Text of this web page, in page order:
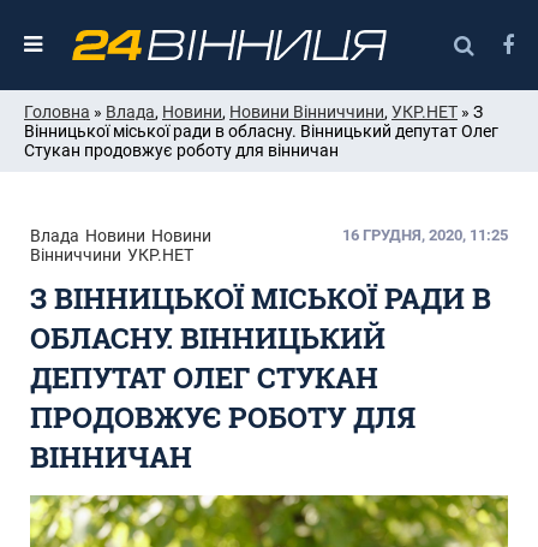
Головна » Влада, Новини, Новини Вінниччини, УКР.НЕТ » З
Вінницької міської ради в обласну. Вінницький депутат Олег
Стукан продовжує роботу для вінничан
Влада Новини Новини
Вінниччини УКР.НЕТ
16 ГРУДНЯ, 2020, 11:25
З ВІННИЦЬКОЇ МІСЬКОЇ РАДИ В
ОБЛАСНУ. ВІННИЦЬКИЙ
ДЕПУТАТ ОЛЕГ СТУКАН
ПРОДОВЖУЄ РОБОТУ ДЛЯ
ВІННИЧАН